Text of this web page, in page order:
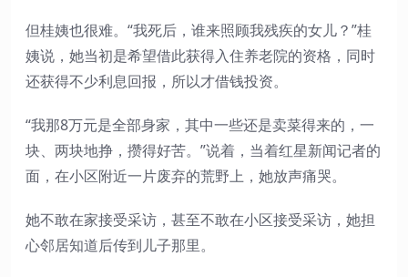
但桂姨也很难。“我死后，谁来照顾我残疾的女儿？”桂
姨说，她当初是希望借此获得入住养老院的资格，同时
还获得不少利息回报，所以才借钱投资。
“我那8万元是全部身家，其中一些还是卖菜得来的，一
块、两块地挣，攒得好苦。”说着，当着红星新闻记者的
面，在小区附近一片废弃的荒野上，她放声痛哭。
她不敢在家接受采访，甚至不敢在小区接受采访，她担
心邻居知道后传到儿子那里。